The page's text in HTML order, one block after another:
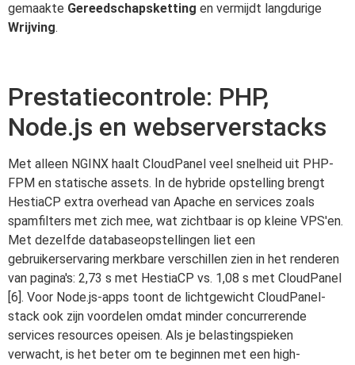
gemaakte Gereedschapsketting en vermijdt langdurige
Wrijving.
Prestatiecontrole: PHP,
Node.js en webserverstacks
Met alleen NGINX haalt CloudPanel veel snelheid uit PHP-
FPM en statische assets. In de hybride opstelling brengt
HestiaCP extra overhead van Apache en services zoals
spamfilters met zich mee, wat zichtbaar is op kleine VPS'en.
Met dezelfde databaseopstellingen liet een
gebruikerservaring merkbare verschillen zien in het renderen
van pagina's: 2,73 s met HestiaCP vs. 1,08 s met CloudPanel
[6]. Voor Node.js-apps toont de lichtgewicht CloudPanel-
stack ook zijn voordelen omdat minder concurrerende
services resources opeisen. Als je belastingspieken
verwacht, is het beter om te beginnen met een high-